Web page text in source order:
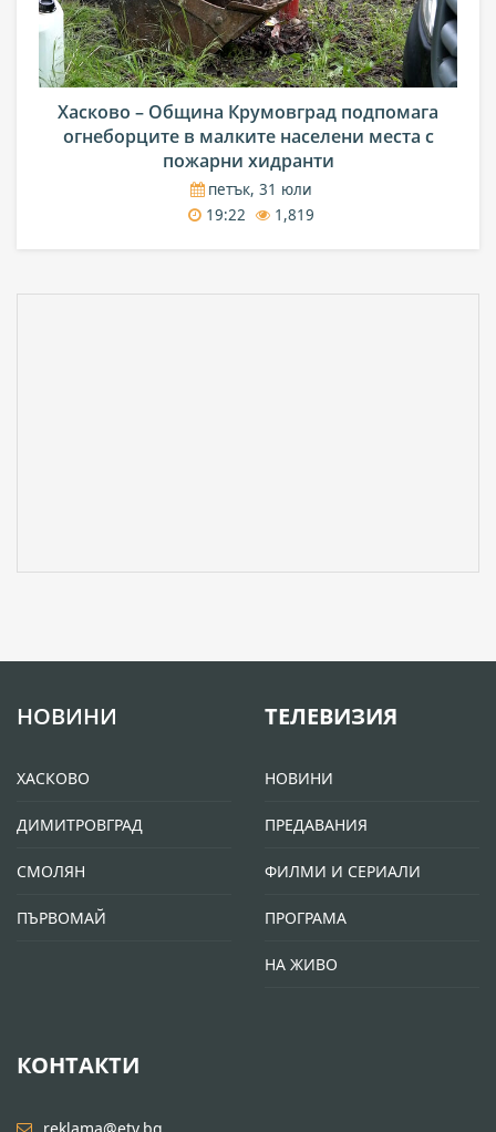
Хасково – Община Крумовград подпомага
огнеборците в малките населени места с
пожарни хидранти
петък, 31 юли
19:22
1,819
НОВИНИ
ХАСКОВО
ДИМИТРОВГРАД
СМОЛЯН
ПЪРВОМАЙ
ТЕЛЕВИЗИЯ
НОВИНИ
ПРЕДАВАНИЯ
ФИЛМИ И СЕРИАЛИ
ПРОГРАМА
НА ЖИВО
КОНТАКТИ
reklama@etv.bg